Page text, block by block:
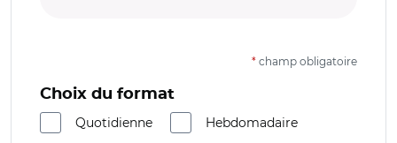
* champ obligatoire
Choix du format
Quotidienne
Hebdomadaire